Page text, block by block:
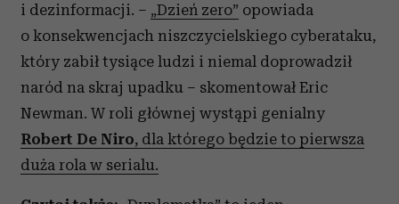
i dezinformacji. – „Dzień zero” opowiada
o konsekwencjach niszczycielskiego cyberataku,
który zabił tysiące ludzi i niemal doprowadził
naród na skraj upadku – skomentował Eric
Newman. W roli głównej wystąpi genialny
Robert De Niro, dla którego będzie to pierwsza
duża rola w serialu.